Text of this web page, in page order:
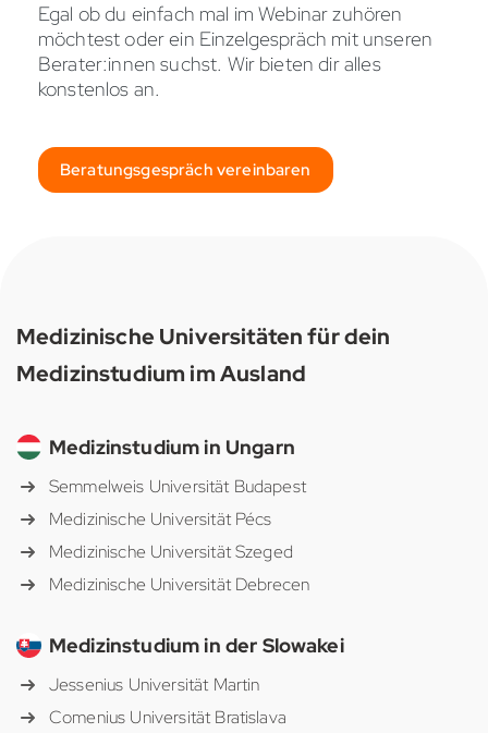
Egal ob du einfach mal im Webinar zuhören
möchtest oder ein Einzelgespräch mit unseren
Berater:innen suchst. Wir bieten dir alles
konstenlos an.
Beratungsgespräch vereinbaren
Medizinische Universitäten für dein
Medizinstudium im Ausland
Medizinstudium in Ungarn
Semmelweis Universität Budapest
Medizinische Universität Pécs
Medizinische Universität Szeged
Medizinische Universität Debrecen
Medizinstudium in der Slowakei
Jessenius Universität Martin
Comenius Universität Bratislava